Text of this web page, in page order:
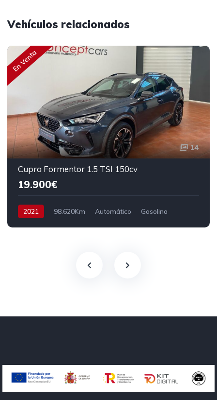
Vehículos relacionados
En Venta
14
Cupra Formentor 1.5 TSI 150cv
19.900€
2021 98.620Km Automático
Gasolina